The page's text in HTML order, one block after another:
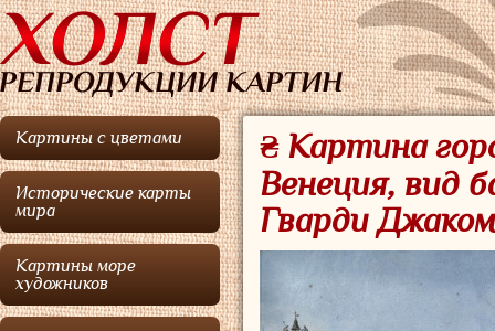
Картины с цветами
Исторические карты
мира
Картины море
художников
₴ Картина
Венеция, вид
Гварди